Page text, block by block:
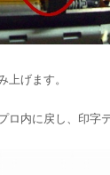
上げます。
ロ内に戻し、印字